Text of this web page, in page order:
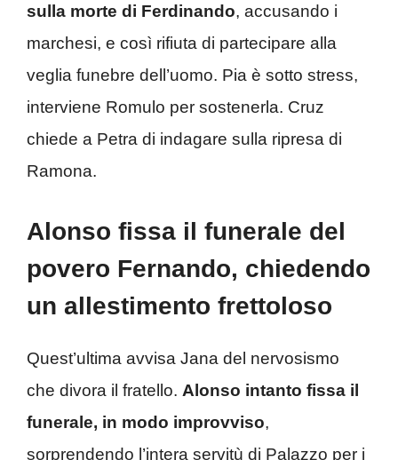
sulla morte di Ferdinando, accusando i
marchesi, e così rifiuta di partecipare alla
veglia funebre dell’uomo. Pia è sotto stress,
interviene Romulo per sostenerla. Cruz
chiede a Petra di indagare sulla ripresa di
Ramona.
Alonso fissa il funerale del
povero Fernando, chiedendo
un allestimento frettoloso
Quest’ultima avvisa Jana del nervosismo
che divora il fratello. Alonso intanto fissa il
funerale, in modo improvviso,
sorprendendo l’intera servitù di Palazzo per i